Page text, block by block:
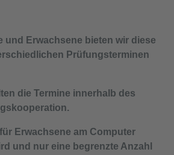
und Erwachsene bieten wir diese
Prüfungsterminen
die Termine innerhalb des
Erwachsene am Computer
und nur eine begrenzte Anzahl